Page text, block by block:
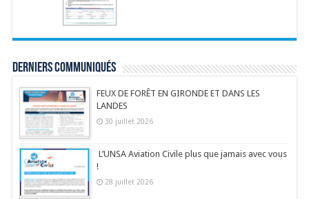
Derniers communiqués
FEUX DE FORÊT EN GIRONDE ET DANS LES
LANDES
30 juillet 2026
L’UNSA Aviation Civile plus que jamais avec vous
!
28 juillet 2026